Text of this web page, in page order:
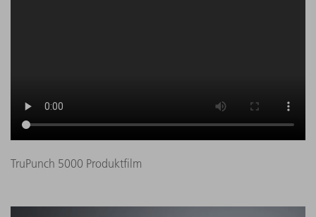
TruPunch 5000 Produktfilm